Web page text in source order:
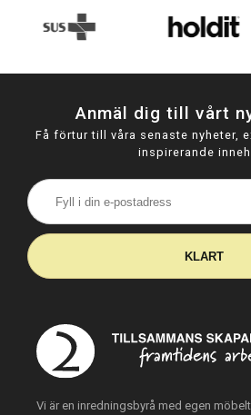
Anmäl dig till vårt
Få förtur till våra senaste nyheter,
inspirerande
KLART
Vi är en inredningsbyrå med egen